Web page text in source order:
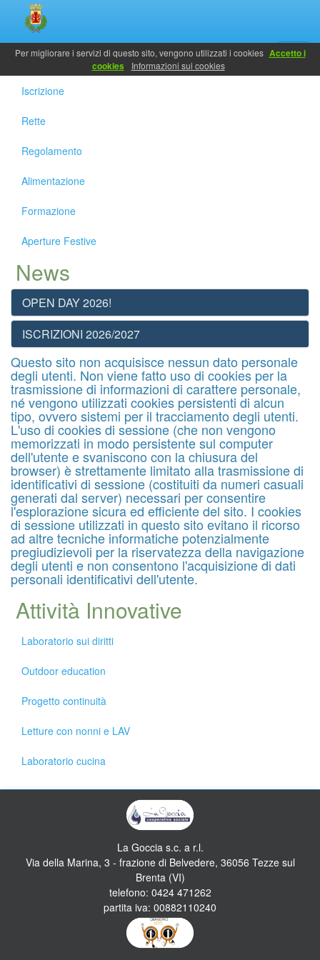
Per migliorare i servizi di questo sito, vengono utilizzati i cookies Accetto i
cookies
Informazioni sui cookies
Servizi
Iscrizione
Rette
Regolamento
Alimentazione
Formazione
Aperture Festive
News
OPEN DAY 2026!
ISCRIZIONI 2026/2027
Questo sito non acquisisce nessun dato personale
degli utenti. Non viene fatto uso di cookies per la
trasmissione di informazioni di carattere personale,
né vengono utilizzati cookies persistenti di alcun
tipo, ovvero sistemi per il tracciamento degli utenti.
L'uso di cookies di sessione (che non vengono
memorizzati in modo persistente sul computer
dell'utente e svaniscono con la chiusura del
browser) è strettamente limitato alla trasmissione di
identificativi di sessione (costituiti da numeri casuali
generati dal server) necessari per consentire
l'esplorazione sicura ed efficiente del sito. I cookies
di sessione utilizzati in questo sito evitano il ricorso
ad altre tecniche informatiche potenzialmente
pregiudizievoli per la riservatezza della navigazione
degli utenti e non consentono l'acquisizione di dati
personali identificativi dell'utente.
Attività Innovative
Laboratorio sui diritti
Outdoor education
Progetto continuità
Letture con nonni e LAV
Laboratorio cucina
La Goccia s.c. a r.l.
Via della Marina, 3 - frazione di Belvedere, 36056 Tezze sul
Brenta (VI)
telefono: 0424 471262
partita iva: 00882110240